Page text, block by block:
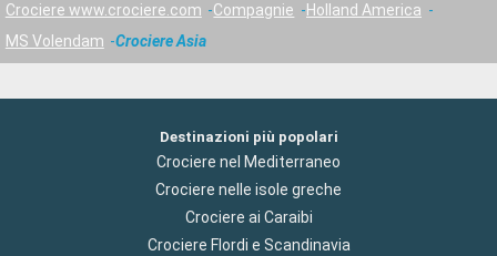
Crociere www.crociere.com Compagnie
Holland America
MS Volendam
Crociere Asia
Destinazioni più popolari
Crociere nel Mediterraneo
Crociere nelle isole greche
Crociere ai Caraibi
Crociere Flordi e Scandinavia